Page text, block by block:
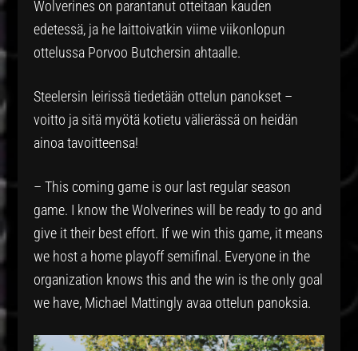
Wolverines on parantanut otteitaan kauden
edetessä, ja he laittoivatkin viime viikonlopun
ottelussa Porvoo Butchersin ahtaalle.
Steelersin leirissä tiedetään ottelun panokset –
voitto ja sitä myötä kotietu välierässä on heidän
ainoa tavoitteensa!
– This coming game is our last regular season
game. I know the Wolverines will be ready to go and
give it their best effort. If we win this game, it means
we host a home playoff semifinal. Everyone in the
organization knows this and the win is the only goal
we have, Michael Mattingly avaa ottelun panoksia.